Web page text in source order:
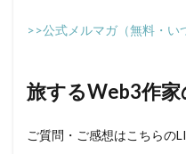
>>公式メルマガ（無料・い
旅するWeb3作家
ご質問・ご感想はこちらの